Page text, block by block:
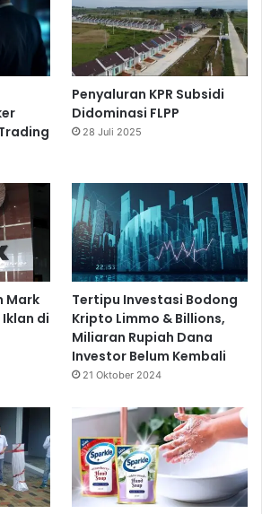
Penyaluran KPR Subsidi
Didominasi FLPP
28 Juli 2025
Mark
di
Tertipu Investasi Bodong
Kripto Limmo & Billions,
Miliaran Rupiah Dana
Investor Belum Kembali
21 Oktober 2024